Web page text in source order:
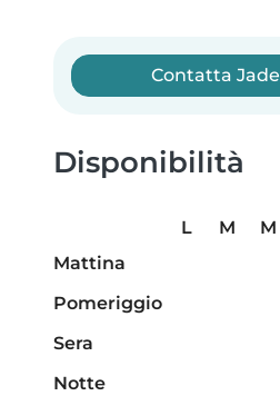
Contatta Jade
Disponibilità
L M M
Mattina
Pomeriggio
Sera
Notte